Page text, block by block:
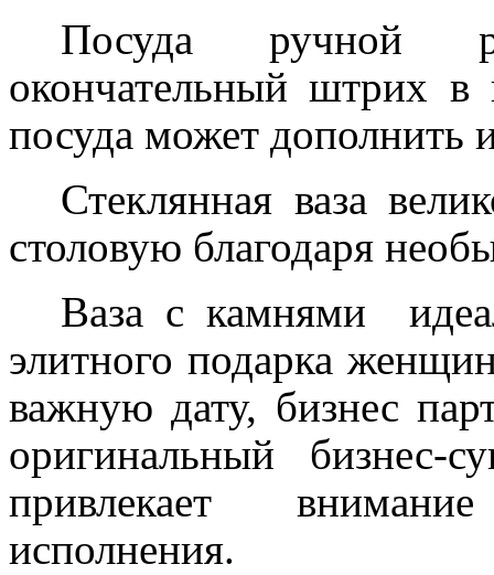
Посуда ручной
окончательный штрих в
посуда может дополнить
Стеклянная ваза
столовую благодаря
Ваза с камнями
элитного подарка
важную дату, бизнес
оригинальный бизнес-
привлекает
исполнения.